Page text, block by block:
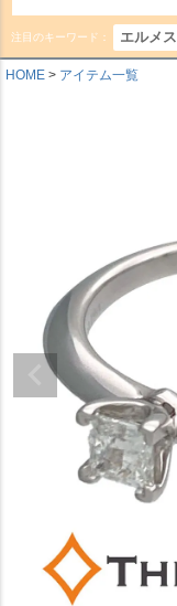
注目のキーワード： エルメス
HOME アイテム一覧